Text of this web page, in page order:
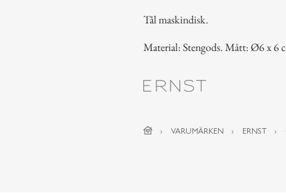
Tål maskindisk.
Material: Stengods. Mått: Ø6 x 6
VARUMÄRKEN ERNST